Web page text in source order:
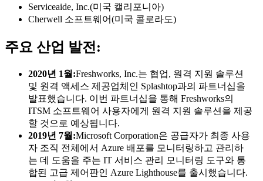
Serviceaide, Inc.(미국 캘리포니아)
Cherwell 소프트웨어(미국 콜로라도)
주요 산업 발전:
2020년 1월:Freshworks, Inc.는 협업, 원격 지원 솔루션
및 원격 액세스 제공업체인 Splashtop과의 파트너십을
발표했습니다. 이번 파트너십을 통해 Freshworks의
ITSM 소프트웨어 사용자에게 원격 지원 솔루션을 제공
할 것으로 예상됩니다.
2019년 7월:Microsoft Corporation은 공급자가 최종 사용
자 조직 전체에서 Azure 배포를 모니터링하고 관리하
는 데 도움을 주는 IT 서비스 관리 모니터링 도구와 통
합된 고급 제어판인 Azure Lighthouse를 출시했습니다.